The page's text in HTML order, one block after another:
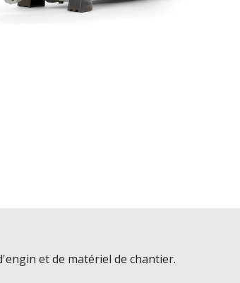
et de matériel de chantier.